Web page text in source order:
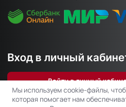
Мы используем cookie-файлы,
которая помогает нам
Вход в личный
Войти в личный